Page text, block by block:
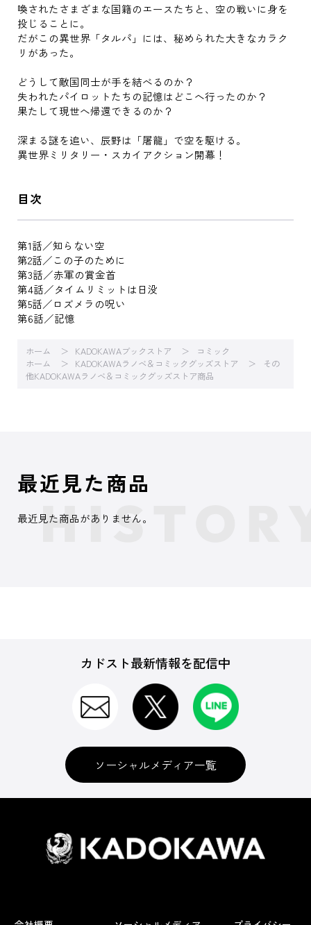
喚されたさまざまな国籍のエースたちと、空の戦いに身を
投じることに。
だがこの異世界「タルパ」には、秘められた大きなカラク
リがあった。
どうして敵国同士が手を結べるのか？
失われたパイロットたちの記憶はどこへ行ったのか？
果たして現世へ帰還できるのか？
深まる謎を追い、辰野は「屠龍」で空を駆ける。
異世界ミリタリー・スカイアクション開幕！
目次
第1話／知らない空
第2話／この子のために
第3話／赤軍の賞金首
第4話／タイムリミットは日没
第5話／ロズメラの呪い
第6話／記憶
ホーム KADOKAWAブックストア
コミック
ホーム
KADOKAWAラノベ＆コミックグッズストア
その
他KADOKAWAラノベ＆コミックグッズストア商品
最近見た商品
最近見た商品がありません。
カドスト最新情報を配信中
ソーシャルメディア一覧